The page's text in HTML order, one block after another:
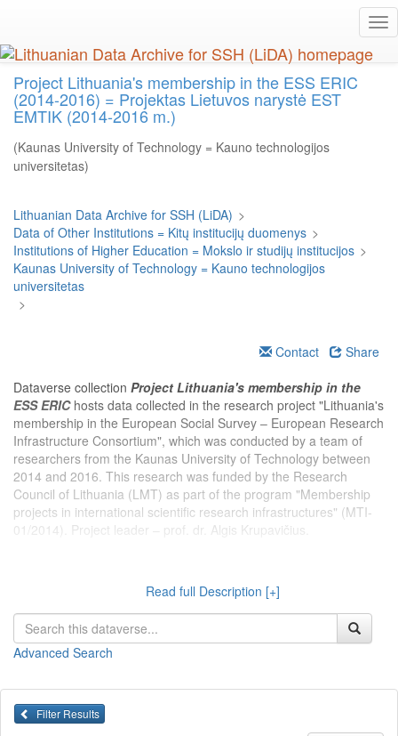
main
content
Project Lithuania's membership in the ESS ERIC
(2014-2016) = Projektas Lietuvos narystė EST
EMTIK (2014-2016 m.)
(Kaunas University of Technology = Kauno technologijos
universitetas)
Lithuanian Data Archive for SSH (LiDA) >
Data of Other Institutions = Kitų institucijų duomenys >
Institutions of Higher Education = Mokslo ir studijų institucijos >
Kaunas University of Technology = Kauno technologijos
universitetas
>
Contact
Share
Dataverse collection Project Lithuania's membership in the
ESS ERIChosts data collected in the research project "Lithuania's
membership in the European Social Survey – European Research
Infrastructure Consortium", which was conducted by a team of
researchers from the Kaunas University of Technology between
2014 and 2016. This research was funded by the Research
Council of Lithuania (LMT) as part of the program "Membership
projects in international scientific research infrastructures" (MTI-
01/2014). Project leader – prof. dr. Algis Krupavičius.
Projektas Lietuvos narystė EST EMTIK
publikuojami Kauno technologijos universiteto tyrėjų 2014 - 2016
m. įgyvendinto projekto „Lietuvos narystė Europos socialinio
tyrimo Europos mokslinių tyrimų infrastruktūros konsorciume“
(LMT) finansuojamos programos ,,Narystės tarptautinių mokslinių
tyrimų infrastruktūrose projektai“ dalis (MTI-01/2014). Projekto
vadovas – prof. dr. Algis Krupavičius.
Read full Description [+]
Advanced Search
Filter Results